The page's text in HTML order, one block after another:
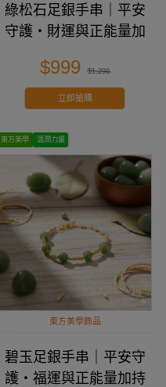
綠松石足銀手串｜平安
守護・財運與正能量加
$999 $1,299
立即搶購
東方美學 溫潤力量
東方美學飾品
碧玉足銀手串｜平安守
護・福運與正能量加持